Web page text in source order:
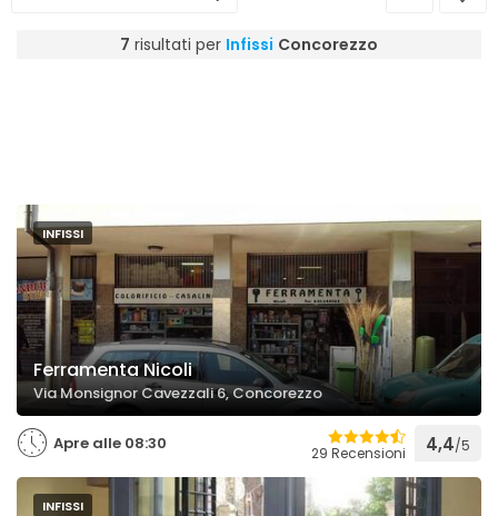
7 risultati per Infissi Concorezzo
INFISSI
Ferramenta Nicoli
Via Monsignor Cavezzali 6, Concorezzo
Apre alle 08:30 29 Recensioni 4,4/5
INFISSI